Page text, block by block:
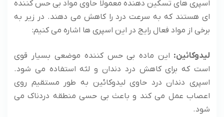
اسپری های تسکین دهنده معمولاً حاوی مواد بی حس کننده
ای هستند که به سرعت درد را کاهش می دهند. در زیر به
برخی از مواد فعال رایج در این اسپری ها اشاره می کنیم:
لیدوکائین: این ماده بی حس کننده موضعی بسیار قوی
است که برای کاهش درد دندان و لثه استفاده می شود.
اسپری دندان درد حاوی لیدوکائین به طور مستقیم روی
اعصاب عمل می کند و باعث بی حسی منطقه دردناک می
شود.